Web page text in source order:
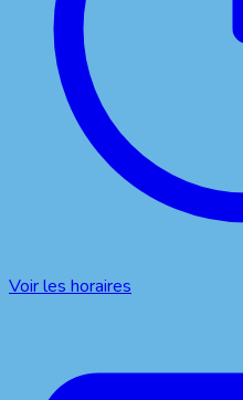
Voir les horaires